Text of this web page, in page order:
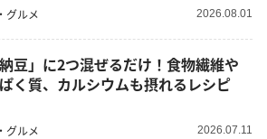
グルメ 2026.08.01
豆」に2つ混ぜるだけ！食物繊維や
く質、カルシウムも摂れるレシピ
グルメ 2026.07.11